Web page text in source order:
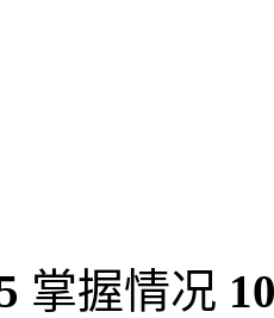
掌握情况